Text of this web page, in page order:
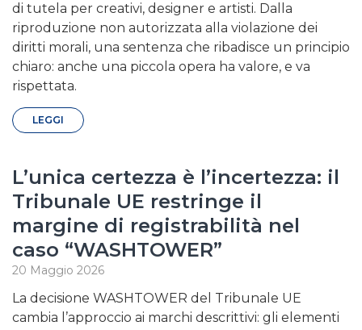
di tutela per creativi, designer e artisti. Dalla
riproduzione non autorizzata alla violazione dei
diritti morali, una sentenza che ribadisce un principio
chiaro: anche una piccola opera ha valore, e va
rispettata.
LEGGI
L’unica certezza è l’incertezza: il
Tribunale UE restringe il
margine di registrabilità nel
caso “WASHTOWER”
20 Maggio 2026
La decisione WASHTOWER del Tribunale UE
cambia l’approccio ai marchi descrittivi: gli elementi